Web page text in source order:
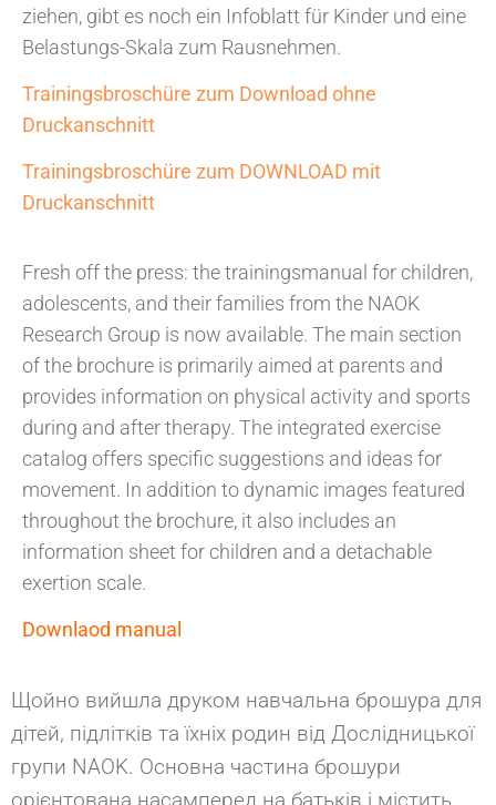
ziehen, gibt es noch ein Infoblatt für Kinder und eine
Belastungs-Skala zum Rausnehmen.
Trainingsbroschüre zum Download ohne
Druckanschnitt
Trainingsbroschüre zum DOWNLOAD mit
Druckanschnitt
Fresh off the press: the trainingsmanual for children,
adolescents, and their families from the NAOK
Research Group is now available. The main section
of the brochure is primarily aimed at parents and
provides information on physical activity and sports
during and after therapy. The integrated exercise
catalog offers specific suggestions and ideas for
movement. In addition to dynamic images featured
throughout the brochure, it also includes an
information sheet for children and a detachable
exertion scale.
Downlaod manual
Щойно вийшла друком навчальна брошура для
дітей, підлітків та їхніх родин від Дослідницької
групи NAOK. Основна частина брошури
орієнтована насамперед на батьків і містить